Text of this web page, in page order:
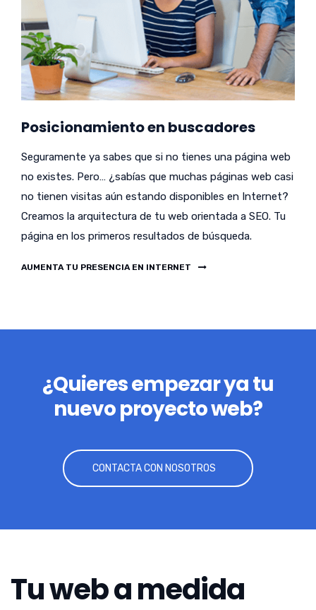
Posicionamiento en buscadores
Seguramente ya sabes que si no tienes una página web
no existes. Pero… ¿sabías que muchas páginas web casi
no tienen visitas aún estando disponibles en Internet?
Creamos la arquitectura de tu web orientada a SEO. Tu
página en los primeros resultados de búsqueda.
AUMENTA TU PRESENCIA EN INTERNET
¿Quieres empezar ya tu
nuevo proyecto web?
CONTACTA CON NOSOTROS
Tu web a medida